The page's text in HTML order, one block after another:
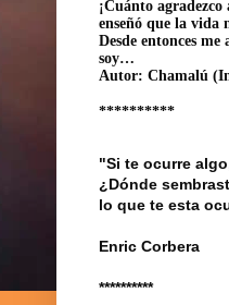
¡Cuánto agradezco
enseñó que la vida
Desde entonces
soy…
Autor: Chamalú
**********
"Si te ocurre
¿Dónde
lo que te esta
Enric Corbera
**********